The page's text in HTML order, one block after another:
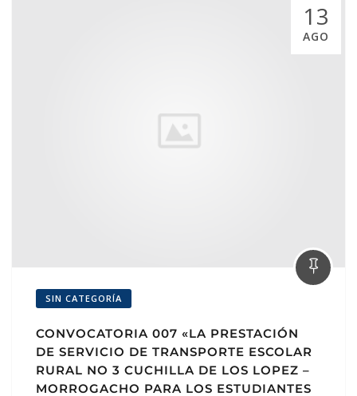
13
AGO
SIN CATEGORÍA
CONVOCATORIA 007 «LA PRESTACIÓN
DE SERVICIO DE TRANSPORTE ESCOLAR
RURAL NO 3 CUCHILLA DE LOS LOPEZ –
MORROGACHO PARA LOS ESTUDIANTES